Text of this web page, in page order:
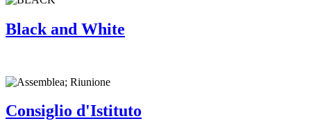
Black and White
Consiglio d'Istituto